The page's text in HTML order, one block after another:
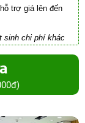
trợ giá lên đến
sinh chi phí khác